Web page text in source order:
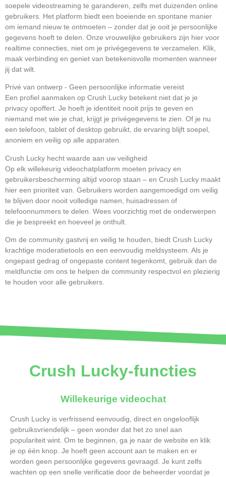
soepele videostreaming te garanderen, zelfs met duizenden online
gebruikers. Het platform biedt een boeiende en spontane manier
om iemand nieuw te ontmoeten – zonder dat je ooit je persoonlijke
gegevens hoeft te delen. Onze vrouwelijke gebruikers zijn hier voor
realtime connecties, niet om je privégegevens te verzamelen. Klik,
maak verbinding en geniet van betekenisvolle momenten wanneer
jij dat wilt.
Privé van ontwerp - Geen persoonlijke informatie vereist
Een profiel aanmaken op Crush Lucky betekent niet dat je je
privacy opoffert. Je hoeft je identiteit nooit prijs te geven en
niemand met wie je chat, krijgt je privégegevens te zien. Of je nu
een telefoon, tablet of desktop gebruikt, de ervaring blijft soepel,
anoniem en veilig op alle apparaten.
Crush Lucky hecht waarde aan uw veiligheid
Op elk willekeurig videochatplatform moeten privacy en
gebruikersbescherming altijd voorop staan – en Crush Lucky maakt
hier een prioriteit van. Gebruikers worden aangemoedigd om veilig
te blijven door nooit volledige namen, huisadressen of
telefoonnummers te delen. Wees voorzichtig met de onderwerpen
die je bespreekt en hoeveel je onthult.
Om de community gastvrij en veilig te houden, biedt Crush Lucky
krachtige moderatietools en een eenvoudig meldsysteem. Als je
ongepast gedrag of ongepaste content tegenkomt, gebruik dan de
meldfunctie om ons te helpen de community respectvol en plezierig
te houden voor alle gebruikers.
Crush Lucky-functies
Willekeurige videochat
Crush Lucky is verfrissend eenvoudig, direct en ongelooflijk
gebruiksvriendelijk – geen wonder dat het zo snel aan
populariteit wint. Om te beginnen, ga je naar de website en klik
je op één knop. Je hoeft geen account aan te maken en er
worden geen persoonlijke gegevens gevraagd. Je kunt zelfs
wachten op een snelle verificatie door de beheerder voordat je